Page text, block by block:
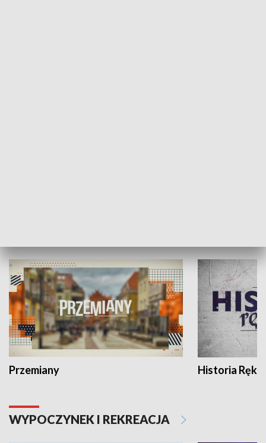
Przemiany Historia Ręką
WYPOCZYNEK I REKREACJA